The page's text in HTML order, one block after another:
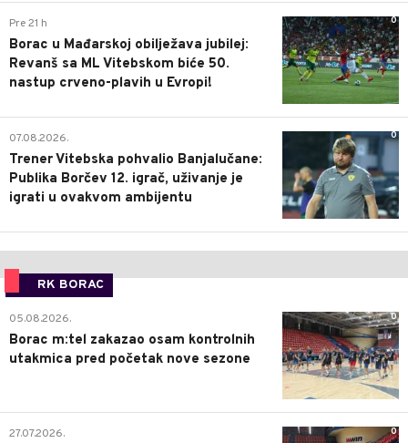
0
Pre 21 h
Borac u Mađarskoj obilježava jubilej:
Revanš sa ML Vitebskom biće 50.
nastup crveno-plavih u Evropi!
0
07.08.2026.
Trener Vitebska pohvalio Banjalučane:
Publika Borčev 12. igrač, uživanje je
igrati u ovakvom ambijentu
RK BORAC
0
05.08.2026.
Borac m:tel zakazao osam kontrolnih
utakmica pred početak nove sezone
0
27.07.2026.